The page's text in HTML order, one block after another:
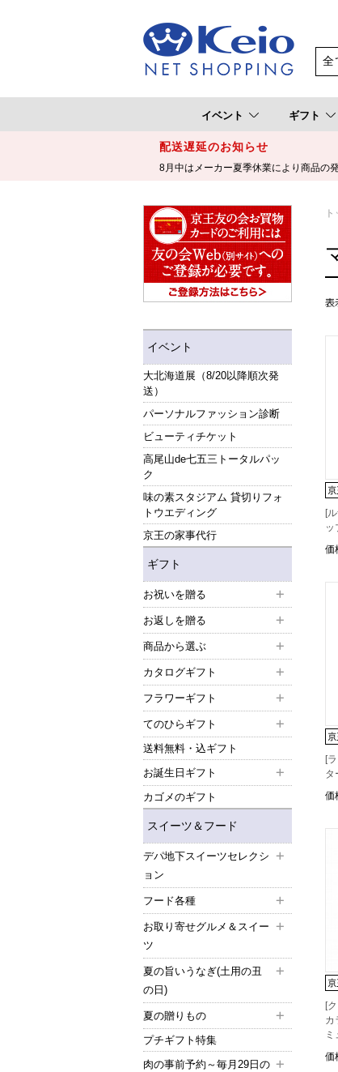
イベント ギフト
配送遅延のお知らせ
8月中はメーカー夏季休業により商品の
イベント
大北海道展（8/20以降順次発
送）
パーソナルファッション診断
ビューティチケット
高尾山de七五三トータルパッ
ク
味の素スタジアム 貸切りフォ
トウエディング
京王の家事代行
ギフト
お祝いを贈る
お返しを贈る
商品から選ぶ
カタログギフト
フラワーギフト
てのひらギフト
送料無料・込ギフト
お誕生日ギフト
カゴメのギフト
スイーツ＆フード
デパ地下スイーツセレクシ
ョン
フード各種
お取り寄せグルメ＆スイー
ツ
夏の旨いうなぎ(土用の丑
の日)
夏の贈りもの
プチギフト特集
肉の事前予約～毎月29日の
[
ッ
価
[
タ
価
[
カ
ミ
価